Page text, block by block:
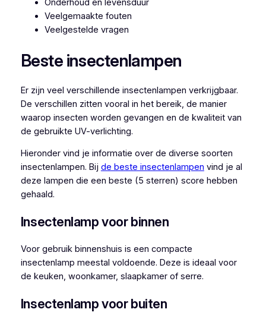
Onderhoud en levensduur
Veelgemaakte fouten
Veelgestelde vragen
Beste insectenlampen
Er zijn veel verschillende insectenlampen verkrijgbaar.
De verschillen zitten vooral in het bereik, de manier
waarop insecten worden gevangen en de kwaliteit van
de gebruikte UV-verlichting.
Hieronder vind je informatie over de diverse soorten
insectenlampen. Bij de beste insectenlampen vind je al
deze lampen die een beste (5 sterren) score hebben
gehaald.
Insectenlamp voor binnen
Voor gebruik binnenshuis is een compacte
insectenlamp meestal voldoende. Deze is ideaal voor
de keuken, woonkamer, slaapkamer of serre.
Insectenlamp voor buiten